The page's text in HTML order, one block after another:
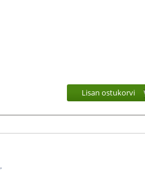
Lisan ostukorvi